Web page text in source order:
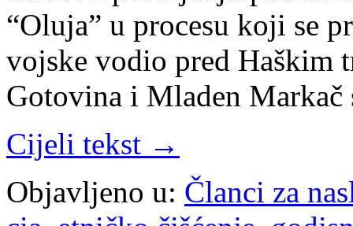
“Oluja” u procesu koji se
vojske vodio pred Haškim
Gotovina i Mladen
Cijeli tekst →
Objavljeno u: Članci za